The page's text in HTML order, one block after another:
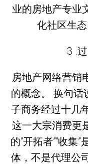
业的房地产专业
化社区生
3 .
房地产网络营销
的概念。 换句话
子商务经过十几
这一大宗消费更
的“开拓者”“收集
体，不是代理公